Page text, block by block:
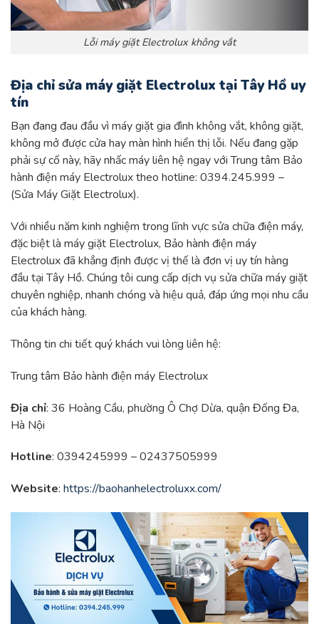
Lỗi máy giặt Electrolux không vắt
Địa chỉ sửa máy giặt Electrolux tại Tây Hồ uy
tín
Bạn đang đau đầu vì máy giặt gia đình không vắt, không giặt,
không mở được cửa hay màn hình hiển thị lỗi. Nếu đang gặp
phải sự cố này, hãy nhấc máy liên hệ ngay với Trung tâm Bảo
hành điện máy Electrolux theo hotline: 0394.245.999 –
(Sửa Máy Giặt Electrolux).
Với nhiều năm kinh nghiệm trong lĩnh vực sửa chữa điện máy,
đặc biệt là máy giặt Electrolux, Bảo hành điện máy
Electrolux đã khẳng định được vị thế là đơn vị uy tín hàng
đầu tại Tây Hồ. Chúng tôi cung cấp dịch vụ sửa chữa máy giặt
chuyên nghiệp, nhanh chóng và hiệu quả, đáp ứng mọi nhu cầu
của khách hàng.
Thông tin chi tiết quý khách vui lòng liên hệ:
Trung tâm Bảo hành điện máy Electrolux
Địa chỉ: 36 Hoàng Cầu, phường Ô Chợ Dừa, quận Đống Đa,
Hà Nội
Hotline: 0394245999 – 02437505999
Website: https://baohanhelectroluxx.com/